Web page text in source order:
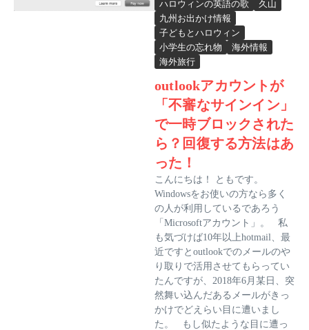
ハロウィンの英語の歌
久山
九州お出かけ情報
子どもとハロウィン
小学生の忘れ物
海外情報
海外旅行
outlookアカウントが
「不審なサインイン」
で一時ブロックされた
ら？回復する方法はあ
った！
こんにちは！ ともです。
Windowsをお使いの方なら多く
の人が利用しているであろう
「Microsoftアカウント」。 私
も気づけば10年以上hotmail、最
近ですとoutlookでのメールのや
り取りで活用させてもらってい
たんですが、2018年6月某日、突
然舞い込んだあるメールがきっ
かけでどえらい目に遭いまし
た。 もし似たような目に遭っ